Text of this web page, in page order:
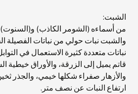
الشبت:
من أسماءه (الشومر الكاذب)
والشبت نبات حولي من نباتات الفصيلة
نباتات متعددة كثيرة الاستعمال في
قاتم يميل إلى الزرقة، والأوراق خيطية
والأزهار صفراء شكلها خيمي، والجذر
ارتفاع النبات عن نصف متر.